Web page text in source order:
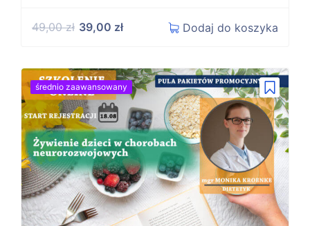
49,00zł 39,00 zł Dodaj do koszyka
średnio zaawansowany